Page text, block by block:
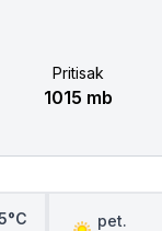
Sombor
Zaječar
Pritisak
1015 mb
pet.